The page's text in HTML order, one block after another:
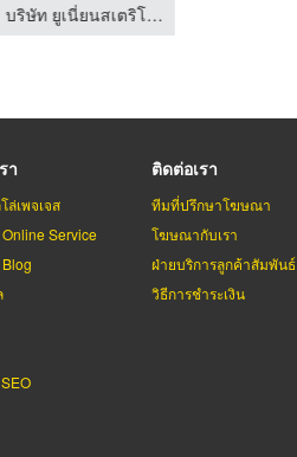
บริษัท ยูเนี่ยนสเตริโอ จำกัด
า
ล่เพจเจส
Service
ติดต่อเรา
ทีมที่ปรึกษาโฆษณา
โฆษณากับเรา
ฝ่ายบริการลูกค้าสัมพันธ์
วิธีการชำระเงิน